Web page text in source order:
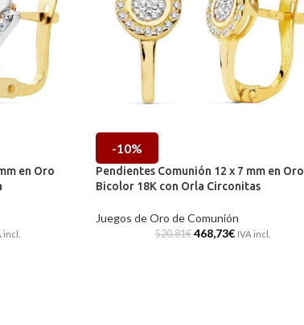
en Oro
incl.
-10%
Pendientes Comunión 12 x 7 mm en Oro
Bicolor 18K con Orla Circonitas
Juegos de Oro de Comunión
520,81€ 468,73€ IVA incl.